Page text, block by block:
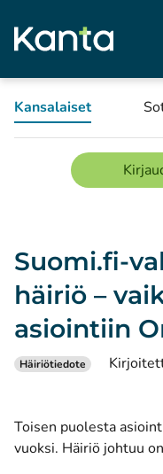
Kansalaiset
Suomi.fi-
häiriö –
asiointiin
Häiriötiedote
Toisen puolesta
vuoksi. Häiriö johtuu